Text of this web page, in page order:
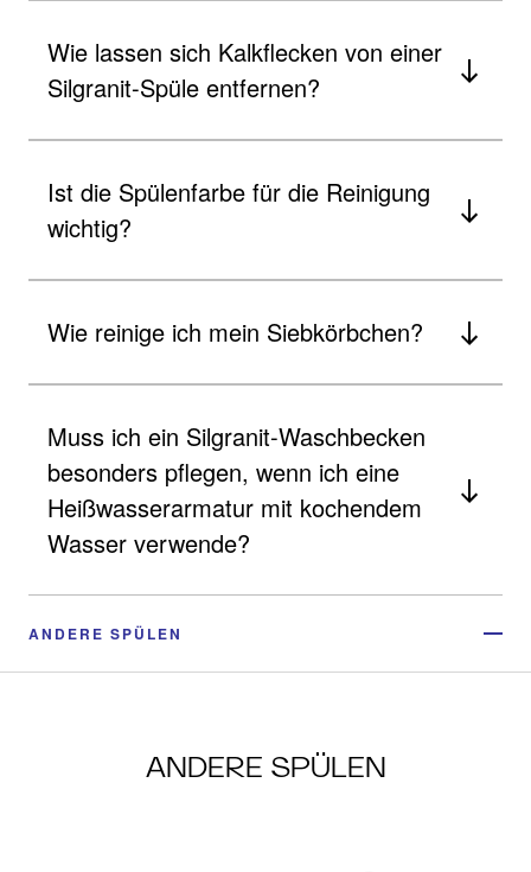
Wie lassen sich Kalkflecken von einer
Silgranit-Spüle entfernen?
Ist die Spülenfarbe für die Reinigung
wichtig?
Wie reinige ich mein Siebkörbchen?
Muss ich ein Silgranit-Waschbecken
besonders pflegen, wenn ich eine
Heißwasserarmatur mit kochendem
Wasser verwende?
ANDERE SPÜLEN
ANDERE SPÜLEN